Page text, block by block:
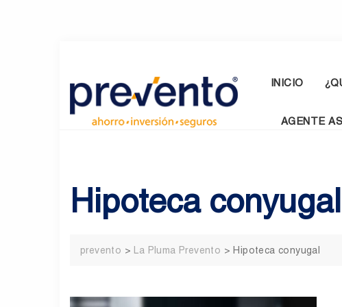
content
INICIO
AGENTE
Hipoteca conyugal
prevento > La Pluma Prevento > Hipoteca conyugal